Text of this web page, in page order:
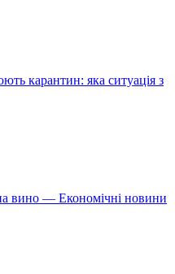
карантин: яка ситуація з
вино — Економічні новини